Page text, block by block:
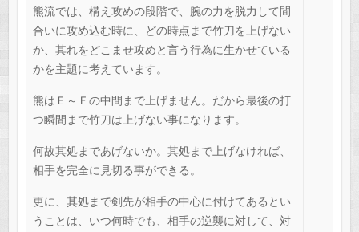
熊流では、構え攻めの段階で、腕の力を脱力して間
合いに攻め込む時に、どの時点まで竹刀を上げない
か、其れをどこませ攻めと言う行為に生かせている
かを主題に考えています。
熊はＥ～Ｆの中間まで上げません。だから最後の打
つ瞬間まで竹刀は上げない事になります。
何故其処まであげないか。其処まで上げなければ、
相手を完全に見切る事ができる。
更に、其処まで剣先が相手の中心に付けてあるとい
うことは、いつ何時でも、相手の逆襲に対して、対